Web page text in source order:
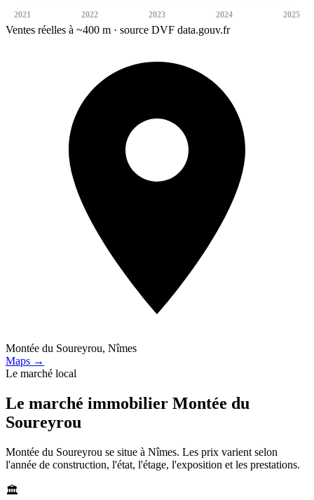
2021 2022 2023 2024 2025
Ventes réelles à ~400 m · source DVF data.gouv.fr
Montée du Soureyrou, Nîmes
Maps →
Le marché local
Le marché immobilier Montée du
Soureyrou
Montée du Soureyrou se situe à Nîmes. Les prix varient selon
l'année de construction, l'état, l'étage, l'exposition et les prestations.
🏛️